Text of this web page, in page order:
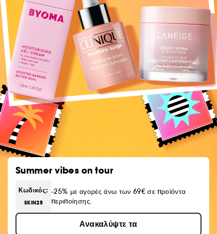
Summer vibes on tour
Κωδικός:
SKIN25
-25% με αγορές άνω των 69€ σε προϊόντα
περιποίησης.
Ανακαλύψτε τα